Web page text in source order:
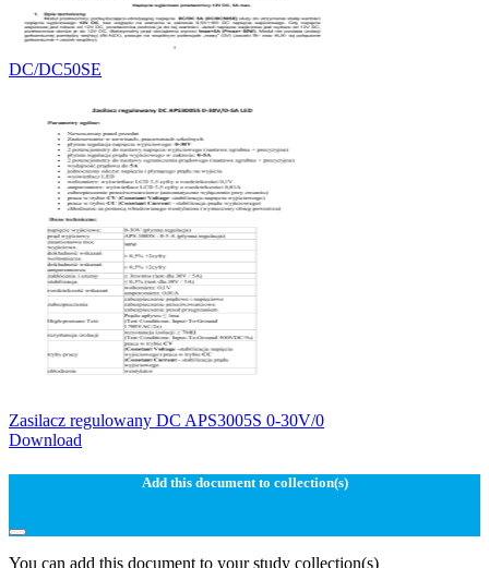
DC/DC50SE
Zasilacz regulowany DC APS3005S 0-30V/0
Download
Add this document to collection(s)
You can add this document to your study collection(s)